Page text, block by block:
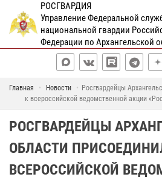
РОСГВАРДИЯ
Управление Федеральной
национальной гвардии
Федерации по Архангельской
Главная Новости
Росгвардейцы
к всероссийской ведомственной акции
РОСГВАРДЕЙЦЫ
ОБЛАСТИ
ВСЕРОССИЙСКОЙ